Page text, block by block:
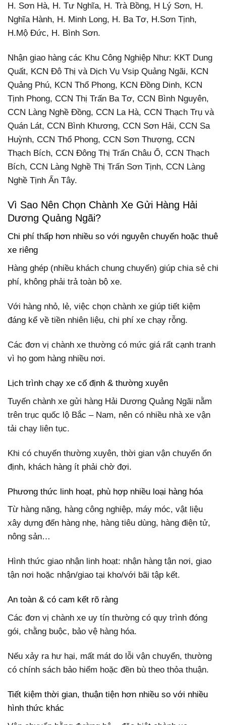
H. Sơn Hà, H. Tư Nghĩa, H. Trà Bồng, H Lý Sơn, H.
Nghĩa Hành, H. Minh Long, H. Ba Tơ, H.Sơn Tịnh,
H.Mộ Đức, H. Bình Sơn.
Nhận giao hàng các Khu Công Nghiệp Như: KKT Dung
Quất, KCN Đô Thị và Dịch Vụ Vsip Quảng Ngãi, KCN
Quảng Phú, KCN Thổ Phong, KCN Đồng Dinh, KCN
Tịnh Phong, CCN Thị Trấn Ba Tơ, CCN Bình Nguyên,
CCN Làng Nghề Đồng, CCN La Hà, CCN Thạch Trụ và
Quán Lát, CCN Bình Khương, CCN Sơn Hải, CCN Sa
Huỳnh, CCN Thổ Phong, CCN Sơn Thượng, CCN
Thạch Bích, CCN Đông Thị Trấn Châu Ổ, CCN Thạch
Bích, CCN Làng Nghề Thị Trấn Sơn Tịnh, CCN Làng
Nghề Tịnh Ấn Tây.
Vì Sao Nên Chọn Chành Xe Gửi Hàng Hải
Dương Quảng Ngãi?
Chi phí thấp hơn nhiều so với nguyên chuyến hoặc thuê
xe riêng
Hàng ghép (nhiều khách chung chuyến) giúp chia sẻ chi
phí, không phải trả toàn bộ xe.
Với hàng nhỏ, lẻ, việc chọn chành xe giúp tiết kiệm
đáng kể về tiền nhiên liệu, chi phí xe chạy rỗng.
Các đơn vị chành xe thường có mức giá rất cạnh tranh
vì họ gom hàng nhiều nơi.
Lịch trình chạy xe cố định & thường xuyên
Tuyến chành xe gửi hàng Hải Dương Quảng Ngãi nằm
trên trục quốc lộ Bắc – Nam, nên có nhiều nhà xe vận
tải chạy liên tục.
Khi có chuyến thường xuyên, thời gian vận chuyển ổn
định, khách hàng ít phải chờ đợi.
Phương thức linh hoạt, phù hợp nhiều loại hàng hóa
Từ hàng nặng, hàng công nghiệp, máy móc, vật liệu
xây dựng đến hàng nhẹ, hàng tiêu dùng, hàng điện tử,
nông sản…
Hình thức giao nhận linh hoạt: nhận hàng tận nơi, giao
tận nơi hoặc nhận/giao tại kho/với bãi tập kết.
An toàn & có cam kết rõ ràng
Các đơn vị chành xe uy tín thường có quy trình đóng
gói, chằng buộc, bảo vệ hàng hóa.
Nếu xảy ra hư hại, mất mát do lỗi vận chuyển, thường
có chính sách bảo hiểm hoặc đền bù theo thỏa thuận.
Tiết kiệm thời gian, thuận tiện hơn nhiều so với nhiều
hình thức khác